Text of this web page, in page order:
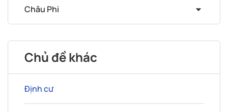
Châu Phi
Chủ đề khác
Định cư